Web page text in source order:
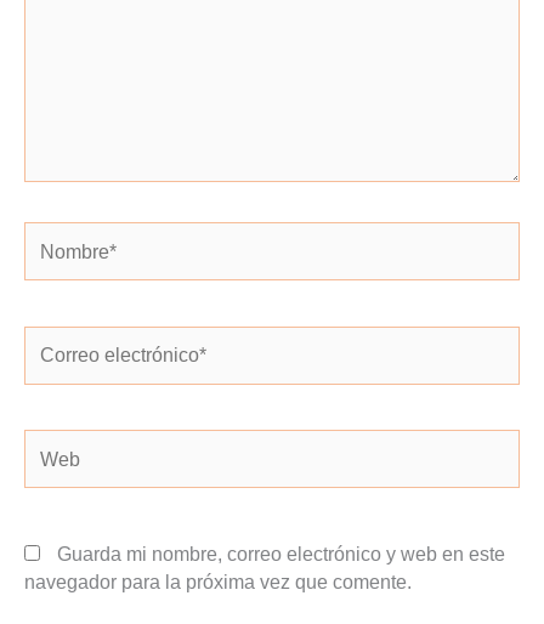
electrónico*
Guarda mi nombre, correo electrónico y web en este
navegador para la próxima vez que comente.